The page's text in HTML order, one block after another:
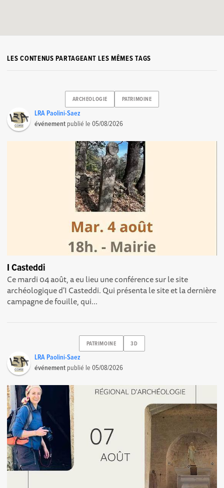
LES CONTENUS PARTAGEANT LES MÊMES TAGS
ARCHEOLOGIE PATRIMOINE
LRA Paolini-Saez
événement publié le05/08/2026
I Casteddi
Ce mardi 04 août, a eu lieu une conférence sur le site
archéologique d'I Casteddi. Qui présenta le site et la dernière
campagne de fouille, qui...
PATRIMOINE 3D
LRA Paolini-Saez
événement publié le05/08/2026